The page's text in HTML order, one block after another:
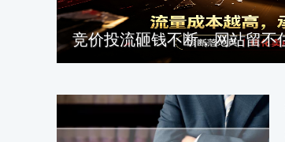
竞价投流砸钱不断，网站留不